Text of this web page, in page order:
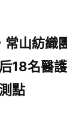
山紡織
18名醫
點